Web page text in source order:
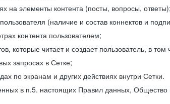
на элементы контента (посты, вопросы, ответы);
(наличие и состав коннектов и
контента пользователем;
которые читает и создает пользователь, в том
запросах в Сетке;
по экранам и других действиях внутри Сетки.
в п.5. настоящих Правил данных, Общество